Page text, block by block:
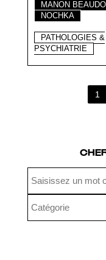
MANON
NOCHKA
PATHOLOGIES &
PSYCHIATRIE
1